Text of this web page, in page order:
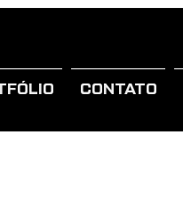
CONTATO